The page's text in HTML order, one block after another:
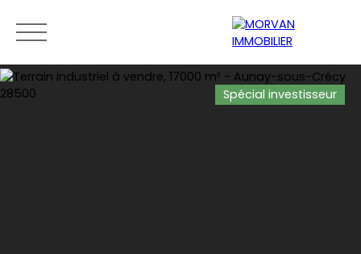
Spécial investisseur